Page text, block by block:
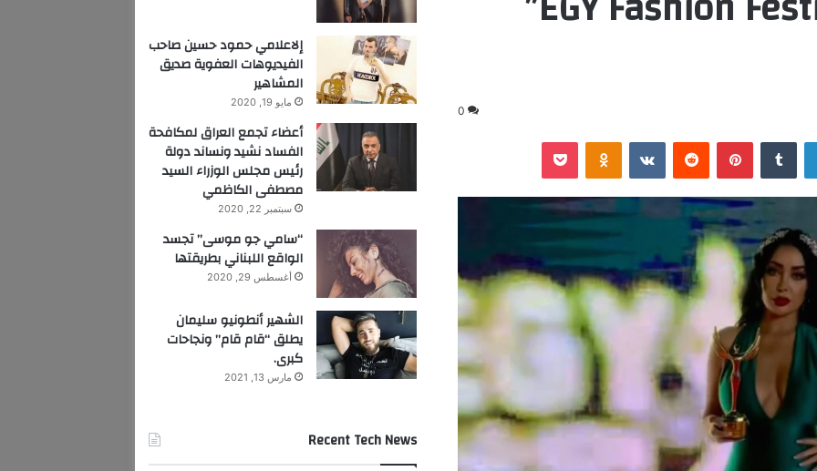
0
لينكدإن ‏Tumblr بينتيريست ‏Reddit
‏VKontakte
Odnoklassniki
‫Pocket
إلاعلامي حمود حسين صاحب
الفيديوهات العفوية صديق
المشاهير
مايو 19, 2020
أعضاء تجمع العراق لمكافحة
الفساد نشيد ونساند دولة
رئيس مجلس الوزراء السيد
مصطفى الكاظمي
سبتمبر 22, 2020
“سامي جو موسى” تجسد
الواقع اللبناني بطريقتها
أغسطس 29, 2020
الشهير أنطونيو سليمان
يطلق “قام قام” ونجاحات
كبرى.
مارس 13, 2021
Recent Tech News